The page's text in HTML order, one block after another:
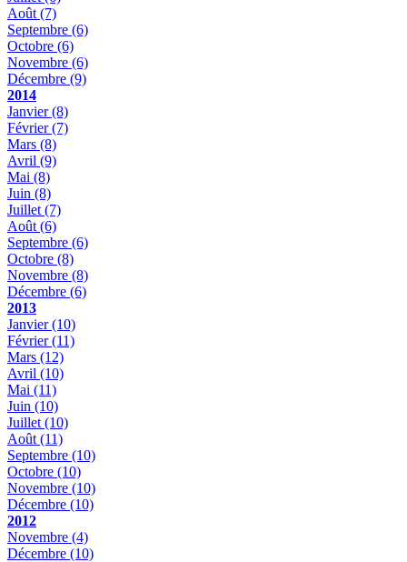
Août (7)
Septembre (6)
Octobre (6)
Novembre (6)
Décembre (9)
2014
Janvier(8)
Février(7)
Mars (8)
Avril (9)
Mai (8)
Juin (8)
Juillet (7)
Août (6)
Septembre (6)
Octobre (8)
Novembre (8)
Décembre (6)
2013
Janvier(10)
Février(11)
Mars (12)
Avril (10)
Mai (11)
Juin (10)
Juillet (10)
Août (11)
Septembre (10)
Octobre (10)
Novembre (10)
Décembre (10)
2012
Novembre (4)
Décembre (10)